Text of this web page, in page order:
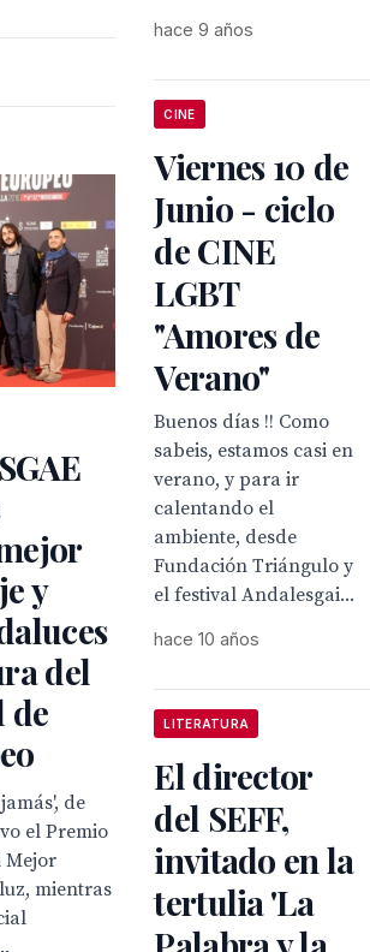
y
del
de
de
el Premio
Mejor
mientras
hace 9 años
CINE
Viernes 10 de
Junio - ciclo
de CINE
LGBT
"Amores de
Verano"
Buenos días !! Como
sabeis, estamos casi en
verano, y para ir
calentando el
ambiente, desde
Fundación Triángulo y
el festival Andalesgai...
hace 10 años
LITERATURA
El director
del SEFF,
invitado en la
tertulia 'La